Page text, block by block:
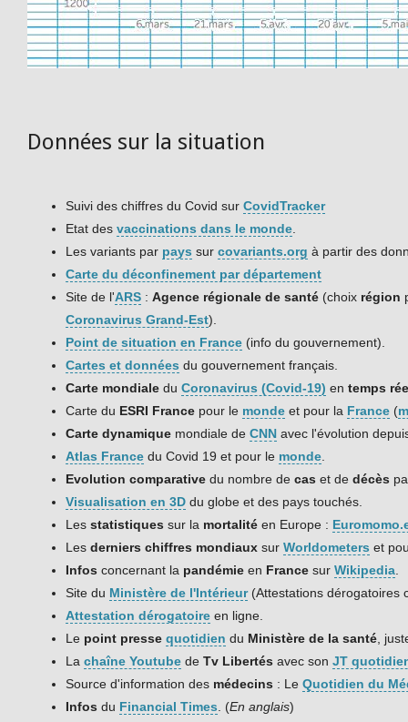
Données sur la situation
Suivi des chiffres du Covid sur CovidTracker
Etat des vaccinations dans le monde.
Les variants par pays sur covariants.org à partir des
Carte du déconfinement par département
Site de l'ARS : Agence régionale de santé (choix région
Coronavirus Grand-Est).
Point de situation en France (info du gouvernement).
Cartes et données du gouvernement français.
Carte mondiale du Coronavirus (Covid-19) en temps
Carte du ESRI France pour le monde et pour la France (
Carte dynamique mondiale de CNN avec l'évolution
Atlas France du Covid 19 et pour le monde.
Evolution comparative du nombre de cas et de décès
Visualisation en 3D du globe et des pays touchés.
Les statistiques sur la mortalité en Europe :
Les derniers chiffres mondiaux sur Worldometers et
Infos concernant la pandémie en France sur Wikipedia.
Site du Ministère de l'Intérieur(Attestations dérogatoires
Attestation dérogatoire en ligne.
Le point presse quotidien du Ministère de la santé,
La chaîne Youtube de Tv Libertés avec son JT
Source d'information des médecins : Le Quotidien du
Infos du Financial Times. (En anglais)